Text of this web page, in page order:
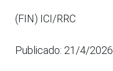
(FIN) ICI/RRC
Publicado: 21/4/2026